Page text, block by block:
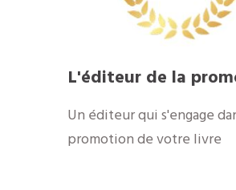
​L'éditeur de la
​Un éditeur qui s'engage
promotion de votre livre